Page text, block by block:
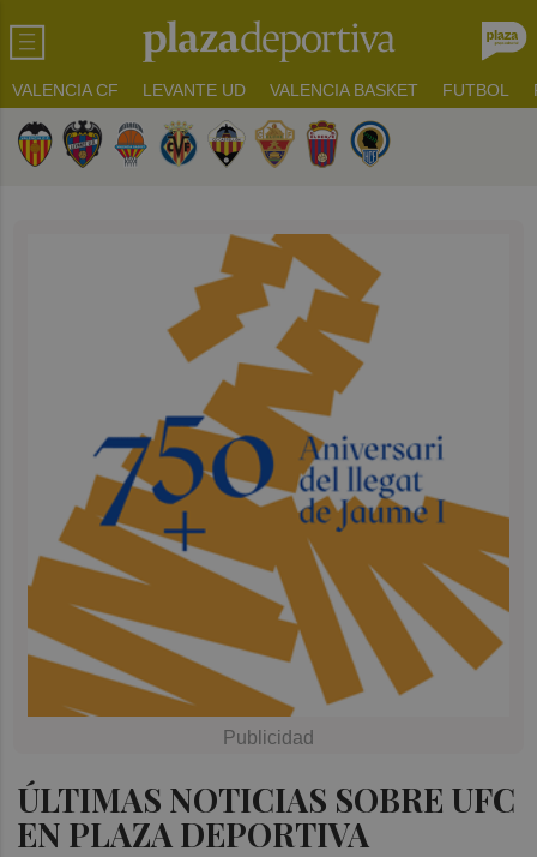
VALENCIA CF LEVANTE UD VALENCIA BASKET FUTBOL
ÚLTIMAS NOTICIAS SOBRE UFC
EN PLAZA DEPORTIVA